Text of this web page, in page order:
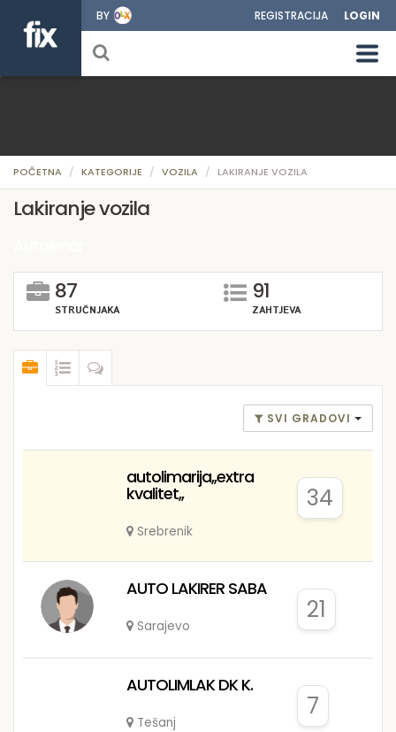
BY REGISTRACIJA LOGIN
POČETNA KATEGORIJE VOZILA LAKIRANJE VOZILA
Lakiranje vozila
87
STRUČNJAKA
91
ZAHTJEVA
SVI GRADOVI
autolimarija,,extra
kvalitet,,
Srebrenik
34
AUTO LAKIRER SABA
Sarajevo
21
AUTOLIMLAK DK K.
Tešanj
7